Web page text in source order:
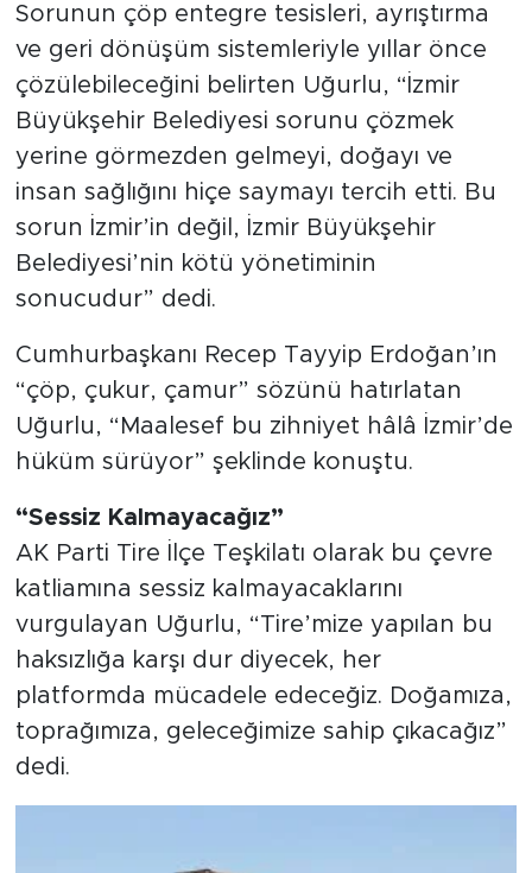
Sorunun çöp entegre tesisleri, ayrıştırma
ve geri dönüşüm sistemleriyle yıllar önce
çözülebileceğini belirten Uğurlu, “İzmir
Büyükşehir Belediyesi sorunu çözmek
yerine görmezden gelmeyi, doğayı ve
insan sağlığını hiçe saymayı tercih etti. Bu
sorun İzmir’in değil, İzmir Büyükşehir
Belediyesi’nin kötü yönetiminin
sonucudur” dedi.
Cumhurbaşkanı Recep Tayyip Erdoğan’ın
“çöp, çukur, çamur” sözünü hatırlatan
Uğurlu, “Maalesef bu zihniyet hâlâ İzmir’de
hüküm sürüyor” şeklinde konuştu.
“Sessiz Kalmayacağız”
AK Parti Tire İlçe Teşkilatı olarak bu çevre
katliamına sessiz kalmayacaklarını
vurgulayan Uğurlu, “Tire’mize yapılan bu
haksızlığa karşı dur diyecek, her
platformda mücadele edeceğiz. Doğamıza,
toprağımıza, geleceğimize sahip çıkacağız”
dedi.